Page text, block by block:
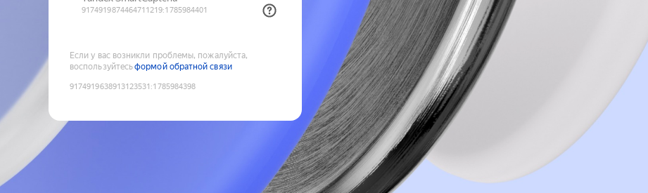
Если у вас возникли проблемы, пожалуйста,
воспользуйтесьформой обратной связи
9174919638913123531 :1785984398